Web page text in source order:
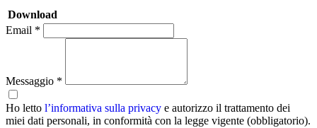
Download
Email *
Messaggio *
Ho letto l’informativa sulla privacy e autorizzo il trattamento dei
miei dati personali, in conformità con la legge vigente (obbligatorio).